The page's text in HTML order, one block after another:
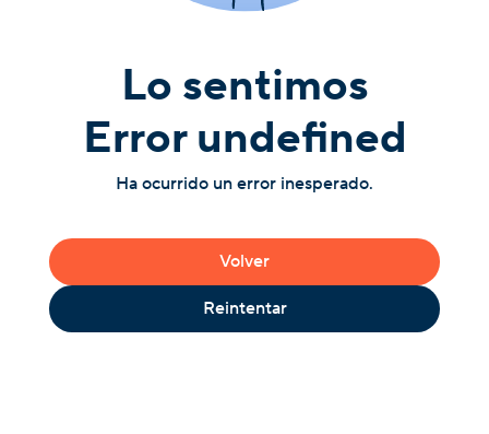
Lo sentimos
Error undefined
Ha ocurrido un error inesperado.
Volver
Reintentar